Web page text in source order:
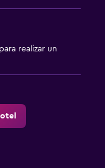
para realizar un